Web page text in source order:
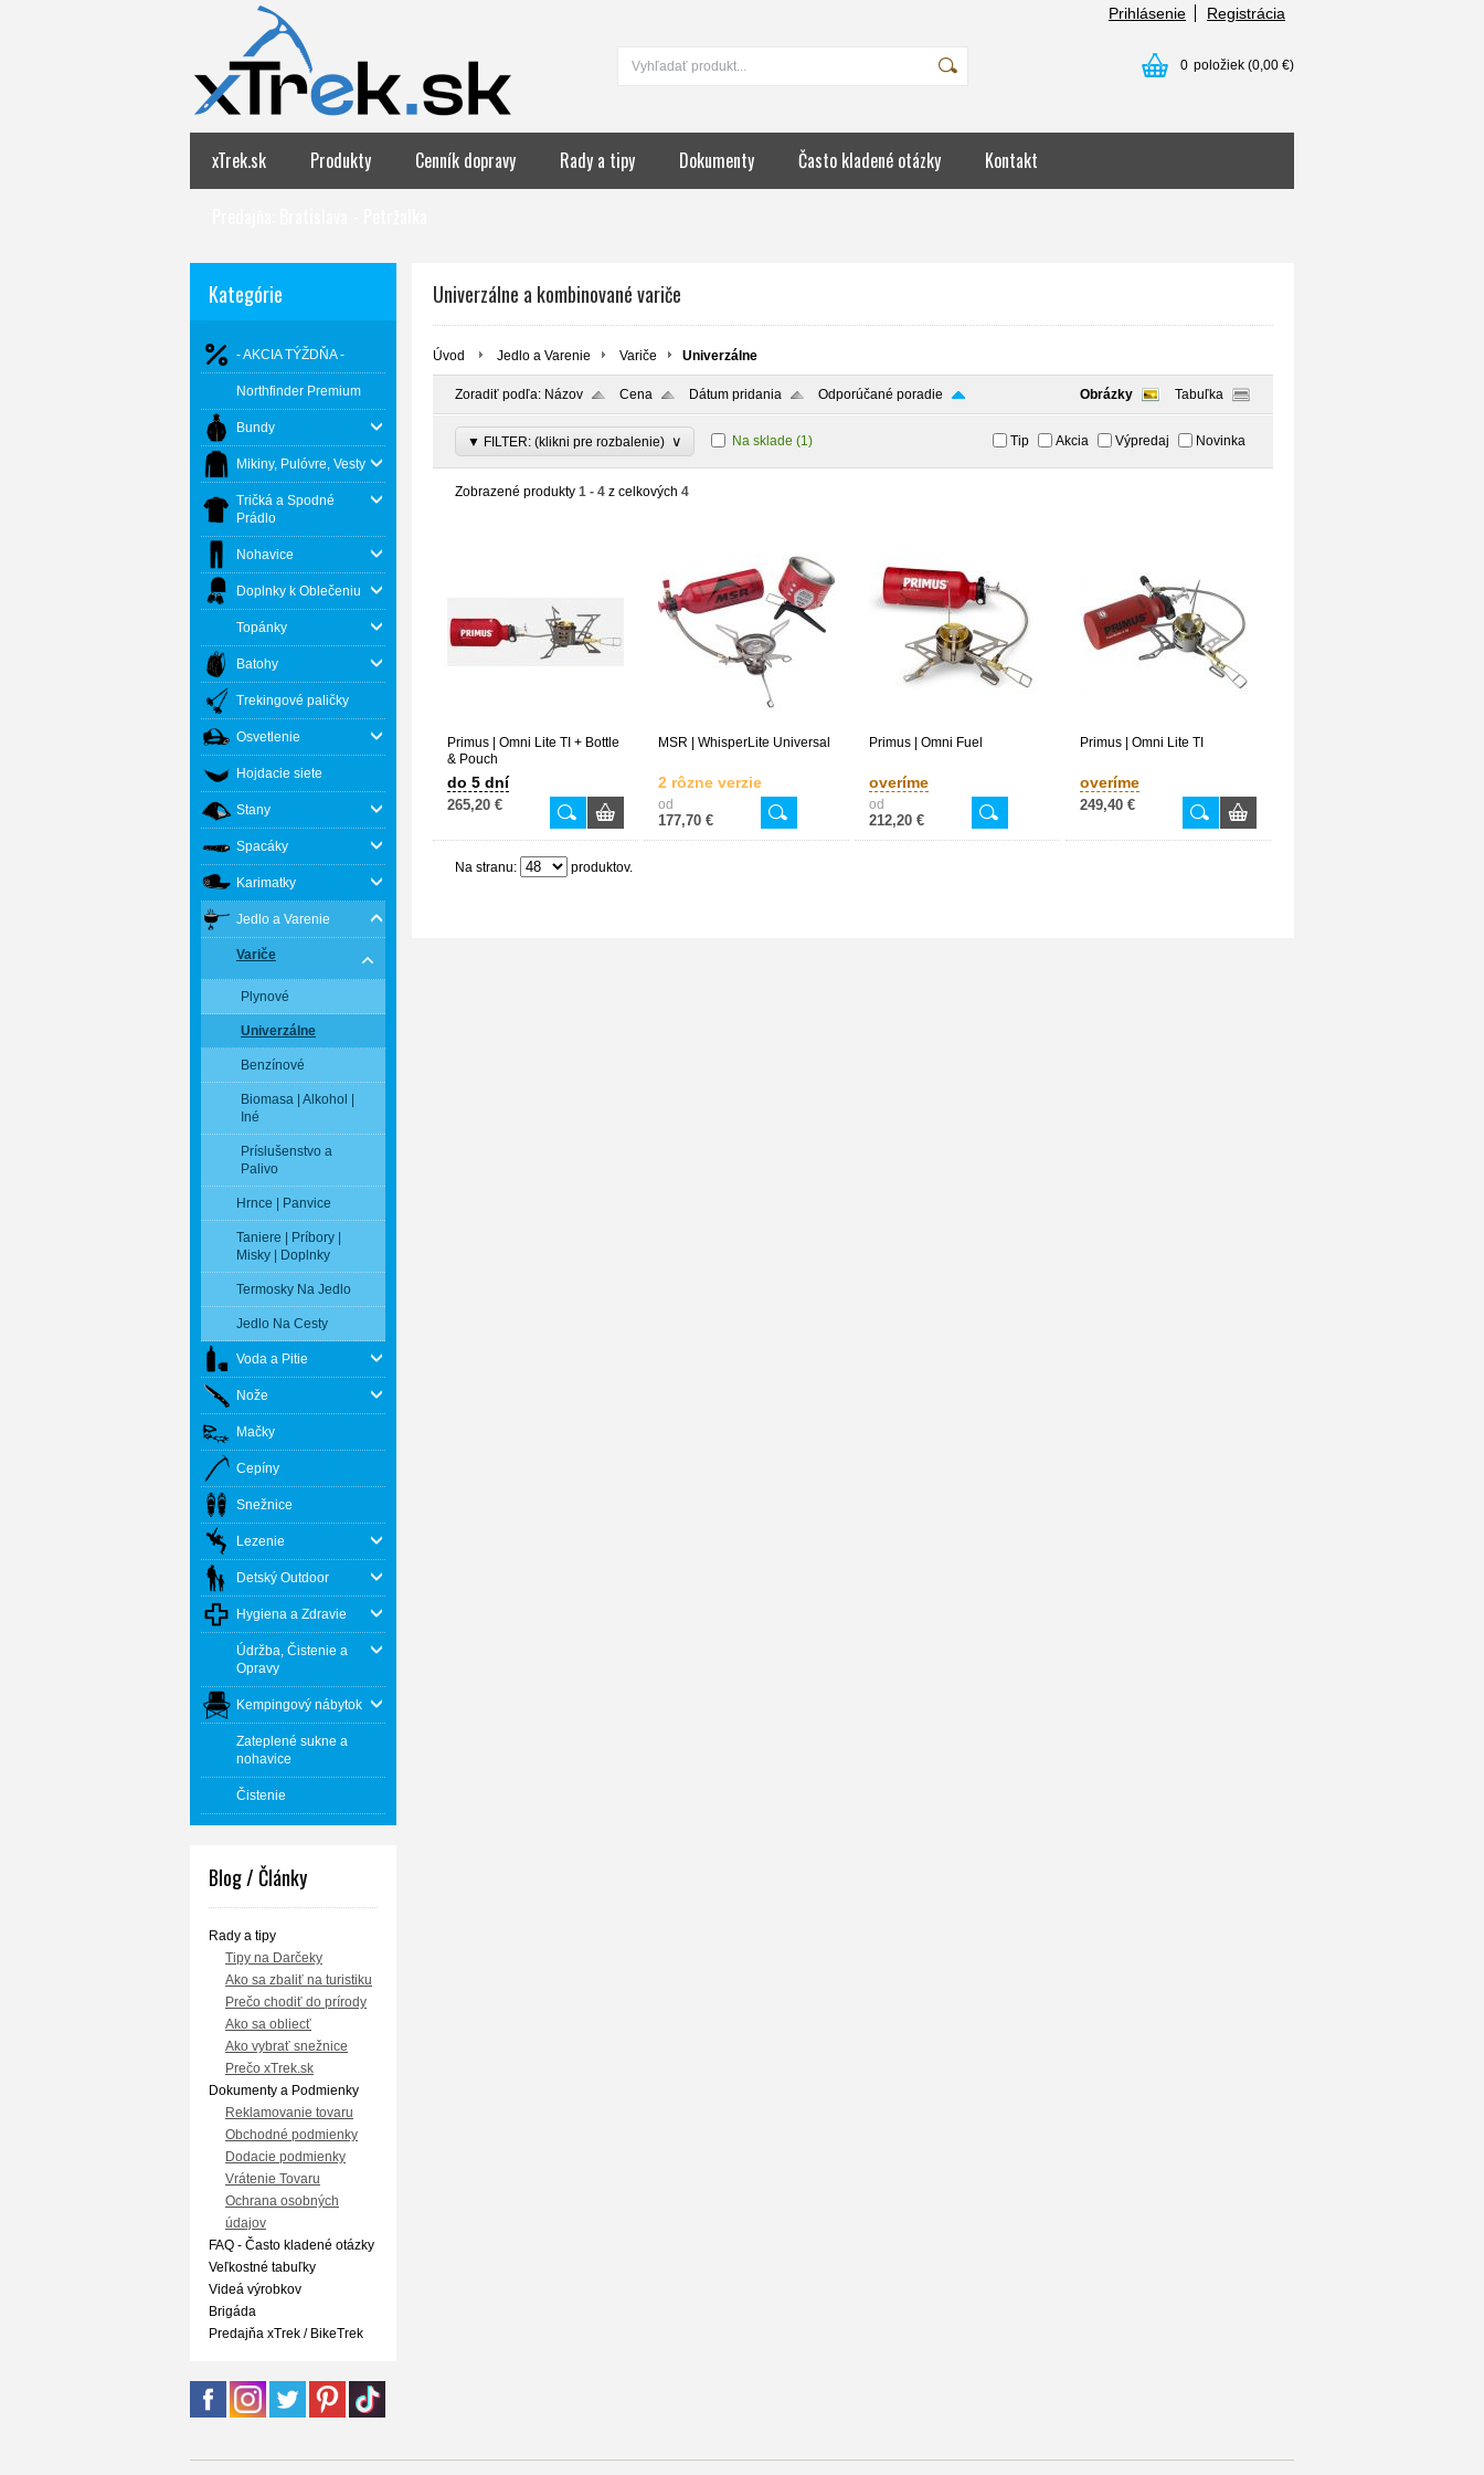
Prihlásenie Registrácia
0 položiek (0,00 €)
xTrek.sk Produkty Cenník dopravy Rady a tipy Dokumenty Často kladené otázky Kontakt
Kategórie
- AKCIA TÝŽDŇA -
Northfinder Premium
Bundy
Mikiny, Pulóvre, Vesty
Tričká a Spodné
Prádlo
Nohavice
Doplnky k Oblečeniu
Topánky
Batohy
Trekingové paličky
Osvetlenie
Hojdacie siete
Stany
Spacáky
Karimatky
Jedlo a Varenie
Variče
Plynové
Univerzálne
Benzínové
Biomasa | Alkohol |
Iné
Príslušenstvo a
Palivo
Hrnce | Panvice
Taniere | Príbory |
Misky | Doplnky
Termosky Na Jedlo
Jedlo Na Cesty
Voda a Pitie
Nože
Mačky
Cepíny
Snežnice
Lezenie
Detský Outdoor
Hygiena a Zdravie
Údržba, Čistenie a
Opravy
Kempingový nábytok
Zateplené sukne a
nohavice
Čistenie
Blog / Články
Rady a tipy
Tipy na Darčeky
Ako sa zbaliť na turistiku
Prečo chodiť do prírody
Ako sa obliecť
Ako vybrať snežnice
Prečo xTrek.sk
Dokumenty a Podmienky
Reklamovanie tovaru
Obchodné podmienky
Dodacie podmienky
Vrátenie Tovaru
Ochrana osobných
údajov
FAQ - Často kladené otázky
Veľkostné tabuľky
Videá výrobkov
Brigáda
Predajňa xTrek / BikeTrek
Univerzálne a kombinované variče
Úvod Jedlo a Varenie Variče Univerzálne
Zoradiť podľa: Názov Cena Dátum pridania Odporúčané poradie Obrázky Tabuľka
▼ FILTER: (klikni pre rozbalenie) ∨ Na sklade (1) Tip Akcia Výpredaj Novinka
Zobrazené produkty 1 - 4 z celkových 4
Primus | Omni Lite TI + Bottle
& Pouch
do 5 dní
265,20 €
MSR | WhisperLite Universal
2 rôzne verzie
od
177,70 €
Primus | Omni Fuel
overíme
od
212,20 €
Primus | Omni Lite TI
overíme
249,40 €
Na stranu: produktov.